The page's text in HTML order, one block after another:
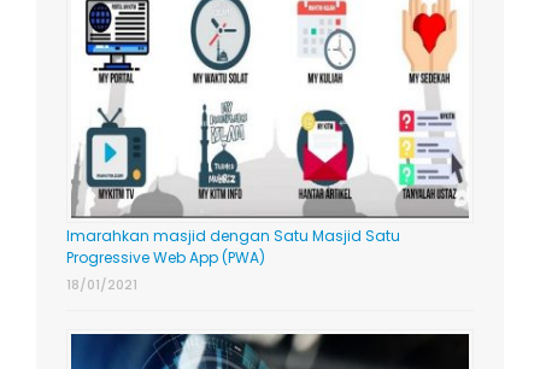
Imarahkan masjid dengan Satu Masjid Satu
Progressive Web App (PWA)
18/01/2021